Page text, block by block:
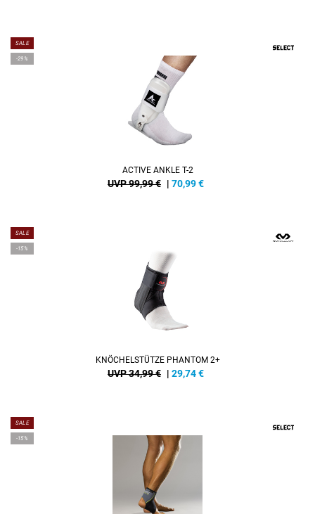
SALE
-29%
ACTIVE ANKLE T-2
UVP 99,99 € | 70,99€
SALE
-15%
KNÖCHELSTÜTZE PHANTOM 2+
UVP 34,99 € | 29,74€
SALE
-15%